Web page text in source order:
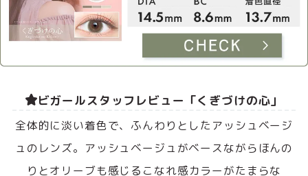
ビガールスタッフレビュー「くぎづけの心」
全体的に淡い着色で、ふんわりとしたアッシュベージ
ュのレンズ。アッシュベージュがベースながらほんの
りとオリーブも感じるこなれ感カラーがたまらな